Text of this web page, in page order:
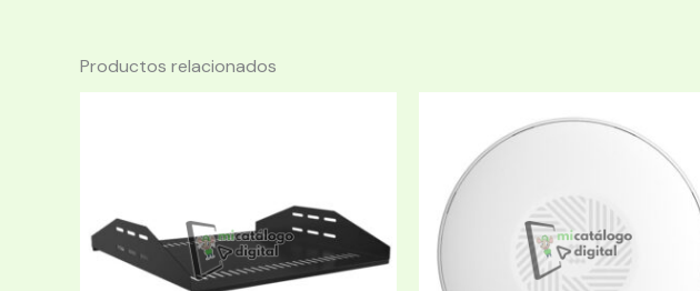
Productos relacionados